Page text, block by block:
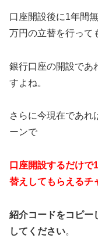
口座開設後に1年間
万円の立替を行って
銀行口座の開設であ
すよね。
さらに今現在であれ
ーンで
口座開設するだけで
替えしてもらえるチ
紹介コードをコピー
してください。